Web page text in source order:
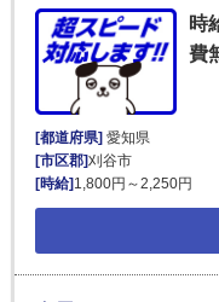
時
費
[都道府県] 愛知県
[市区郡]刈谷市
[時給] 1,800円～2,250円